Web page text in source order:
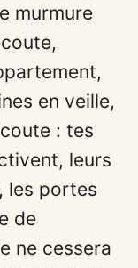
murmure
en veille,
: tes
leurs
les portes
de
ne cessera